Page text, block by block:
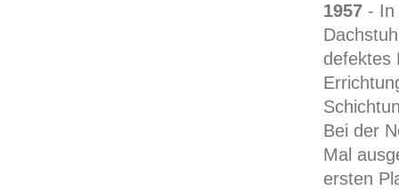
1957 - In
defektes
Bei der
Mal
ersten